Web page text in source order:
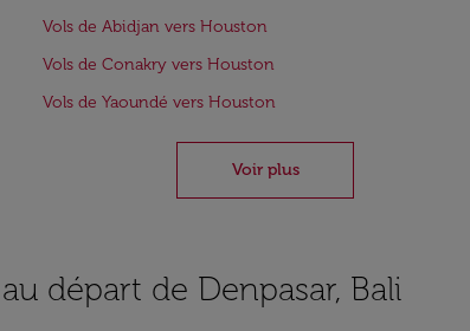
Vols de Abidjan vers Houston
Vols de Conakry vers Houston
Vols de Yaoundé vers Houston
Voir plus
départ de Denpasar, Bali